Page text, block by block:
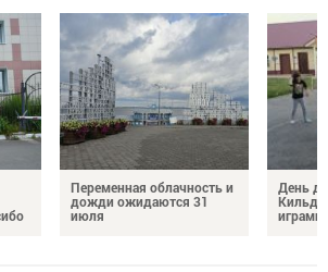
Переменная облачность и
дожди ожидаются 31
июля
День
играми